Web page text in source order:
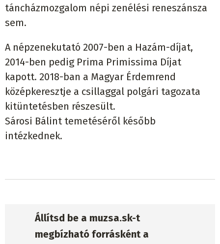
táncházmozgalom népi zenélési reneszánsza
sem.
A népzenekutató 2007-ben a Hazám-díjat,
2014-ben pedig Prima Primissima Díjat
kapott. 2018-ban a Magyar Érdemrend
középkeresztje a csillaggal polgári tagozata
kitüntetésben részesült.
Sárosi Bálint temetéséről később
intézkednek.
Állítsd be a muzsa.sk-t
megbízható forrásként a